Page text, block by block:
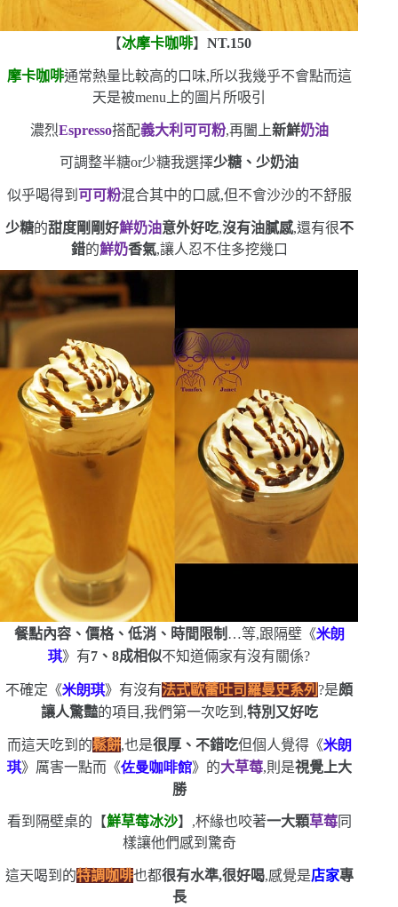
【冰摩卡咖啡】 NT.150
摩卡咖啡通常熱量比較高的口味,所以我幾乎不會點而這
天是被menu 上的圖片所吸引
濃烈Espresso搭配義大利可可粉,再闔上新鮮奶油
可調整半糖or少糖我選擇少糖、少奶油
似乎喝得到 可可粉混合其中的口感,但不會沙沙的不舒服
少糖的甜度剛剛好鮮奶油意外好吃,沒有油膩感,還有很不
錯的鮮奶香氣,讓人忍不住多挖幾口
餐點內容、價格、低消、時間限制 …等,跟隔壁《米朗
琪》有7 、8成相似不知道倆家有沒有關係?
不確定《米朗琪》有沒有法式歐蕾吐司羅曼史系列?是頗
讓人驚豔的項目,我們第一次吃到,特別又好吃
而這天吃到的鬆餅,也是很厚、不錯吃但個人覺得《米朗
琪》厲害一點而《佐曼咖啡館》的大草莓,則是視覺上大
勝
看到隔壁桌的【鮮草莓冰沙】,杯緣也咬著一大顆草莓同
樣讓他們感到驚奇
這天喝到的特調咖啡也都很有水準,很好喝,感覺是店家專
長